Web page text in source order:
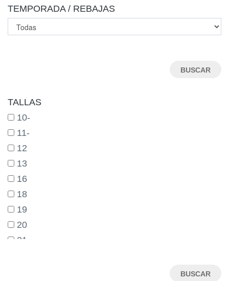
TEMPORADA / REBAJAS
TALLAS
10-
11-
12
13
16
18
19
20
21